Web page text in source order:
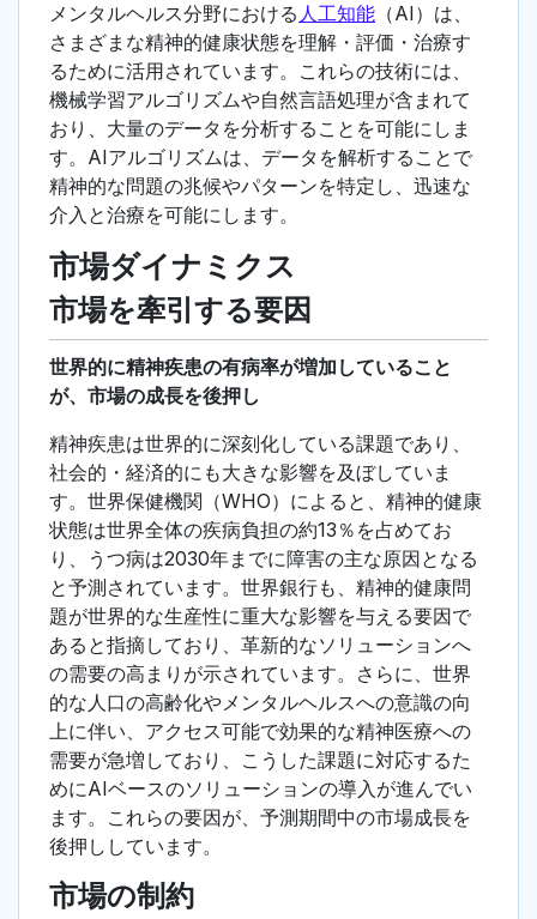
メンタルヘルス分野における 人工知能 （AI）は、
さまざまな精神的健康状態を理解・評価・治療す
るために活用されています。これらの技術には、
機械学習アルゴリズムや自然言語処理が含まれて
おり、大量のデータを分析することを可能にしま
す。AIアルゴリズムは、データを解析することで
精神的な問題の兆候やパターンを特定し、迅速な
介入と治療を可能にします。
市場ダイナミクス
市場を牽引する要因
世界的に精神疾患の有病率が増加していること
が、市場の成長を後押し
精神疾患は世界的に深刻化している課題であり、
社会的・経済的にも大きな影響を及ぼしていま
す。世界保健機関（WHO）によると、精神的健康
状態は世界全体の疾病負担の約13％を占めてお
り、うつ病は2030年までに障害の主な原因となる
と予測されています。世界銀行も、精神的健康問
題が世界的な生産性に重大な影響を与える要因で
あると指摘しており、革新的なソリューションへ
の需要の高まりが示されています。さらに、世界
的な人口の高齢化やメンタルヘルスへの意識の向
上に伴い、アクセス可能で効果的な精神医療への
需要が急増しており、こうした課題に対応するた
めにAIベースのソリューションの導入が進んでい
ます。これらの要因が、予測期間中の市場成長を
後押ししています。
市場の制約